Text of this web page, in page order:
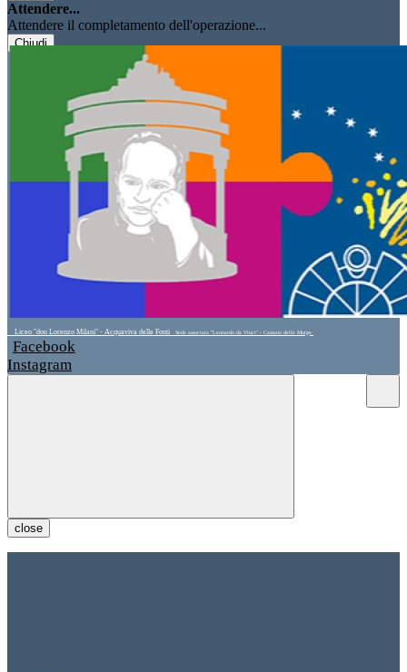
Attendere...
Attendere il completamento dell'operazione...
Chiudi
Liceo "don Lorenzo Milani" - Acquaviva delle Fonti Sede associata "Leonardo da Vinci" - Cassano delle Murge
Facebook
Instagram
close